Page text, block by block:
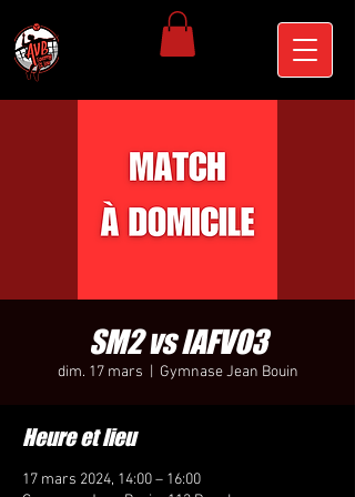
SM2 vs IAFVO3
dim. 17 mars Gymnase Jean Bouin
Heure et lieu
17 mars 2024, 14:00 – 16:00